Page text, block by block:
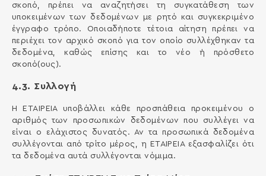
σκοπό, πρέπει να αναζητήσει τη συγκατάθεση των
υποκειμένων των δεδομένων με ρητό και συγκεκριμένο
έγγραφο τρόπο. Οποιαδήποτε τέτοια αίτηση πρέπει να
περιέχει τον αρχικό σκοπό για τον οποίο συλλέχθηκαν τα
δεδομένα, καθώς επίσης και το νέο ή πρόσθετο
σκοπό(ους).
4.3. Συλλογή
Η ΕΤΑΙΡΕΙΑ υποβάλλει κάθε προσπάθεια προκειμένου ο
αριθμός των προσωπικών δεδομένων που συλλέγει να
είναι ο ελάχιστος δυνατός. Αν τα προσωπικά δεδομένα
συλλέγονται από τρίτο μέρος, η ΕΤΑΙΡΕΙΑ εξασφαλίζει ότι
τα δεδομένα αυτά συλλέγονται νόμιμα.